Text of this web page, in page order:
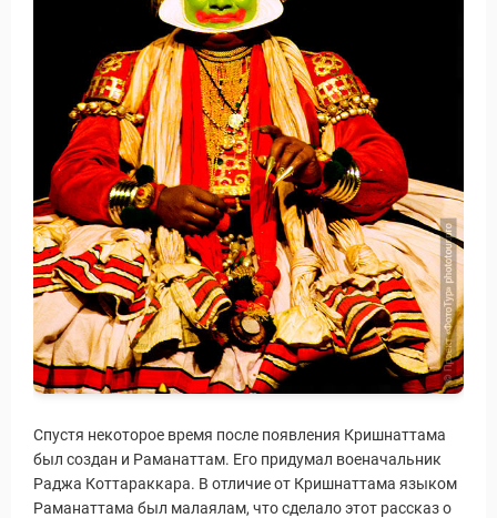
Спустя некоторое время после появления Кришнаттама
был создан и Раманаттам. Его придумал военачальник
Раджа Коттараккара. В отличие от Кришнаттама языком
Раманаттама был малаялам, что сделало этот рассказ о